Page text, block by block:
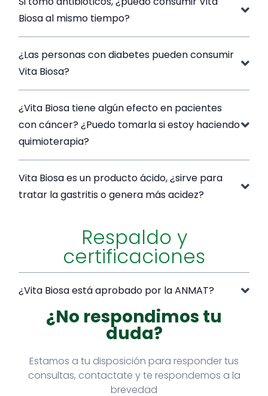
Biosa al mismo tiempo?
¿Las personas con diabetes pueden consumir
Vita Biosa?
¿Vita Biosa tiene algún efecto en pacientes
con cáncer? ¿Puedo tomarla si estoy haciendo
quimioterapia?
Vita Biosa es un producto ácido, ¿sirve para
tratar la gastritis o genera más acidez?
Respaldo y
certificaciones
¿Vita Biosa está aprobado por la ANMAT?
¿No respondimos tu
duda?
Estamos a tu disposición para responder tus
consultas, contactate y te respondemos a la
brevedad